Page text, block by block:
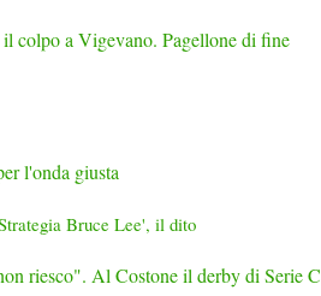
colpo a Vigevano. Pagellone di fine
l'onda giusta
Bruce Lee', il dito
riesco". Al Costone il derby di Serie C